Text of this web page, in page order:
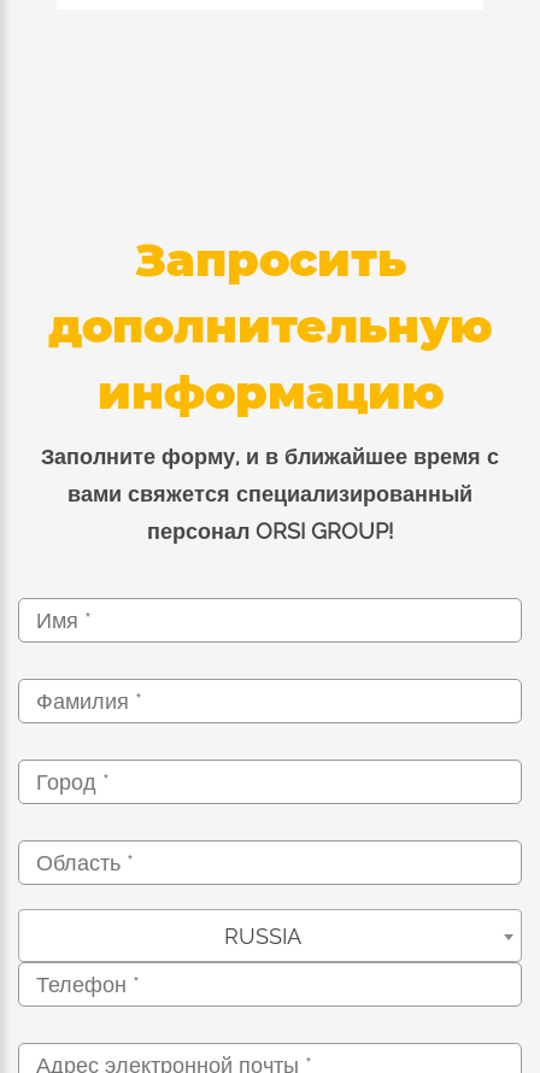
Запросить
дополнительную
информацию
Заполните форму, и в ближайшее время с
вами свяжется специализированный
персонал ORSI GROUP!
RUSSIA